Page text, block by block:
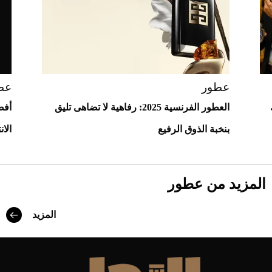
أغلى 10 عطور في العالم للرجال تمنحك فخامة
استثنائية
مزاد مونتيري
2026-07-23
عطور
العطور الفرنسية 2025: رفاهية لا تضاهى تليق
بنخبة الذوق الرفيع
المزيد من عطور
المزيد